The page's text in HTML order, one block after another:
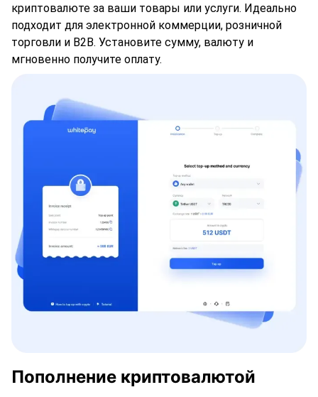
криптовалюте за ваши товары или услуги. Идеально
подходит для электронной коммерции, розничной
торговли и B2B. Установите сумму, валюту и
мгновенно получите оплату.
Пополнение криптовалютой